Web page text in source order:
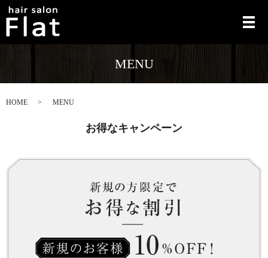
メ
MENU
HOME MENU
お得なキャンペーン